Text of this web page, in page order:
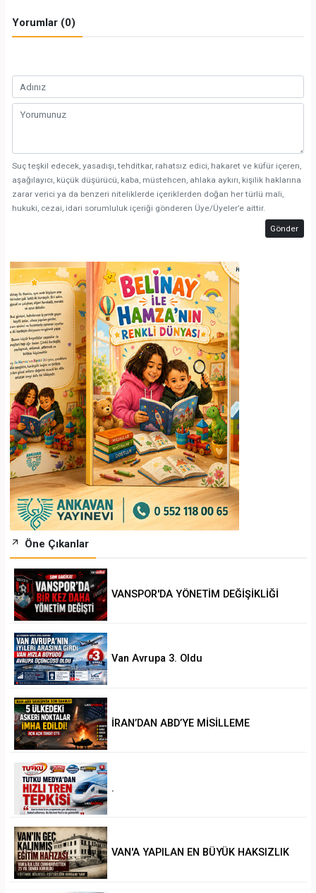
Yorumlar (0)
Suç teşkil edecek, yasadışı, tehditkar, rahatsız edici, hakaret ve küfür içeren,
aşağılayıcı, küçük düşürücü, kaba, müstehcen, ahlaka aykırı, kişilik haklarına
zarar verici ya da benzeri niteliklerde içeriklerden doğan her türlü mali,
hukuki, cezai, idari sorumluluk içeriği gönderen Üye/Üyeler’e aittir.
Gönder
Öne Çıkanlar
VANSPOR'DA YÖNETİM DEĞİŞİKLİĞİ
Van Avrupa 3. Oldu
İRAN’DAN ABD’YE MİSİLLEME
.
VAN'A YAPILAN EN BÜYÜK HAKSIZLIK